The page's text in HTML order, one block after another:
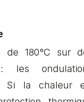
de 180°C sur
: les
Si la chaleur